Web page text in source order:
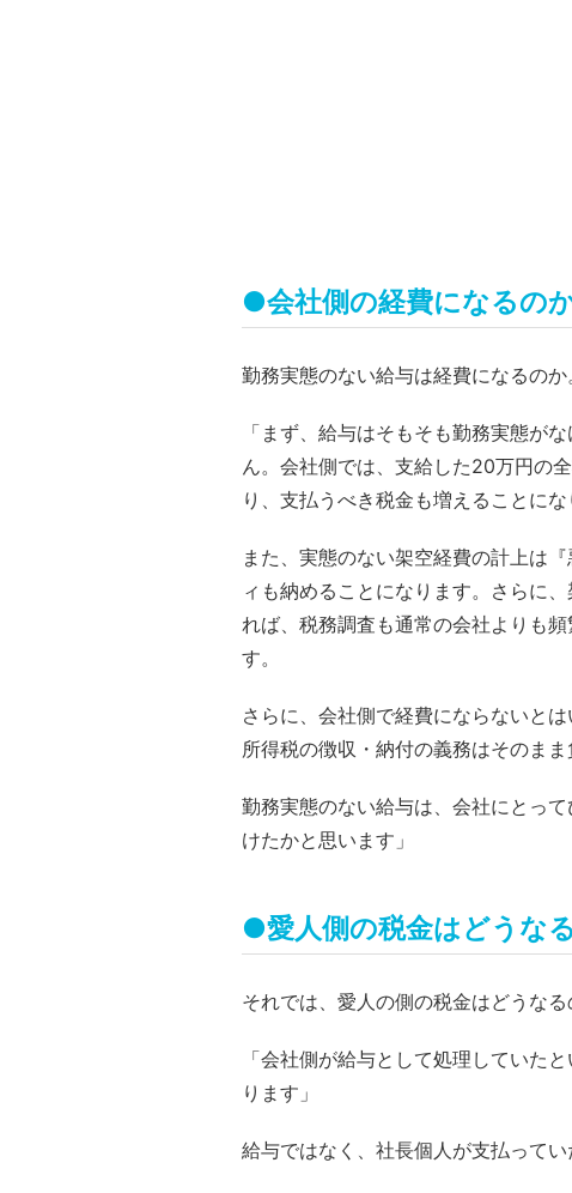
●会社側の経費になるの
勤務実態のない給与は経費になるのか
「まず、給与はそもそも勤務実態が
ん。会社側では、支給した20万円の
り、支払うべき税金も増えることにな
また、実態のない架空経費の計上は
ィも納めることになります。さらに
れば、税務調査も通常の会社よりも
す。
さらに、会社側で経費にならないと
所得税の徴収・納付の義務はそのまま
勤務実態のない給与は、会社にとっ
けたかと思います」
●愛人側の税金はどうなる
それでは、愛人の側の税金はどうな
「会社側が給与として処理していた
ります」
給与ではなく、社長個人が支払ってい